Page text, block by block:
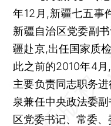
年12月,新疆七五事
新疆自治区党委副
疆赴京,出任国家质
此之前的2010年4
主要负责同志职务
泉兼任中央政法委
区党委书记、常委、